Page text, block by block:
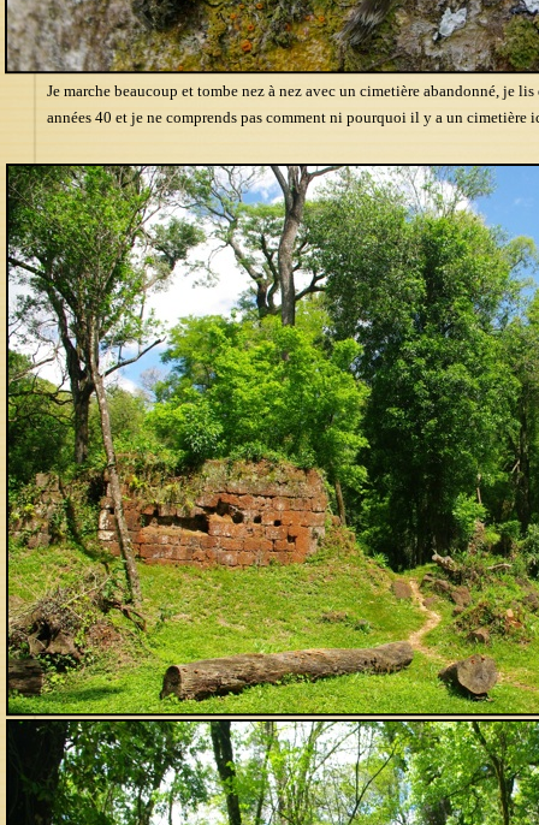
Je marche beaucoup et tombe nez à nez avec un cimetière abandonné, je
années 40 et je ne comprends pas comment ni pourquoi il y a un cimetière